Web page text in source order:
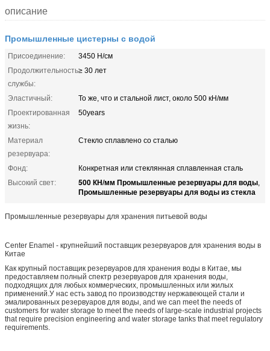
описание
Промышленные цистерны с водой
Присоединение:
3450 Н/см
Продолжительность
службы:
≥ 30 лет
Эластичный:
То же, что и стальной лист, около 500 кН/мм
Проектированная
жизнь:
50years
Материал
резервуара:
Стекло сплавлено со сталью
Фонд:
Конкретная или стеклянная сплавленная сталь
Высокий свет:
500 КН/мм Промышленные резервуары для воды,
Промышленные резервуары для воды из стекла
Промышленные резервуары для хранения питьевой воды
Center Enamel - крупнейший поставщик резервуаров для хранения воды в
Китае
Как крупный поставщик резервуаров для хранения воды в Китае, мы
предоставляем полный спектр резервуаров для хранения воды,
подходящих для любых коммерческих, промышленных или жилых
применений.У нас есть завод по производству нержавеющей стали и
эмалированных резервуаров для воды, and we can meet the needs of
customers for water storage to meet the needs of large-scale industrial projects
that require precision engineering and water storage tanks that meet regulatory
requirements.